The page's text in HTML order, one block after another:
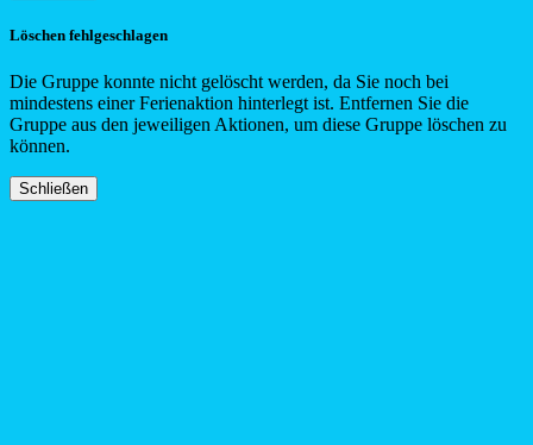
Löschen fehlgeschlagen
Die Gruppe konnte nicht gelöscht werden, da Sie noch bei
mindestens einer Ferienaktion hinterlegt ist. Entfernen Sie die
Gruppe aus den jeweiligen Aktionen, um diese Gruppe löschen zu
können.
Schließen